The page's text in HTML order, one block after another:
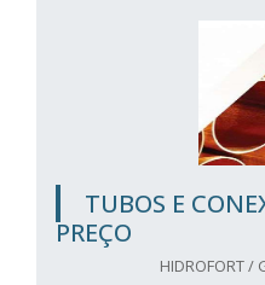
TUBOS E
PREÇO
HIDROFORT /